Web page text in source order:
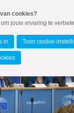
cookies?
jouw ervaring te
in Toon cookie-